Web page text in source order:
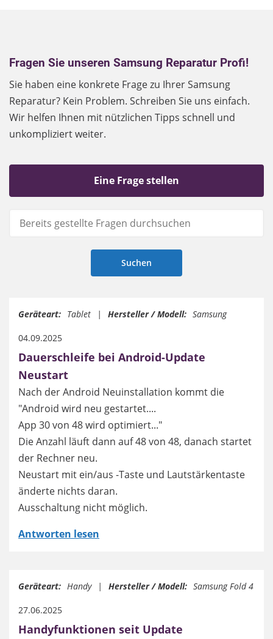
Fragen Sie unseren Samsung Reparatur Profi!
Sie haben eine konkrete Frage zu Ihrer Samsung
Reparatur? Kein Problem. Schreiben Sie uns einfach.
Wir helfen Ihnen mit nützlichen Tipps schnell und
unkompliziert weiter.
Eine Frage stellen
Geräteart: Tablet Hersteller / Modell: Samsung
04.09.2025
Dauerschleife bei Android-Update
Neustart
Nach der Android Neuinstallation kommt die
"Android wird neu gestartet....
App 30 von 48 wird optimiert..."
Die Anzahl läuft dann auf 48 von 48, danach startet
der Rechner neu.
Neustart mit ein/aus -Taste und Lautstärkentaste
änderte nichts daran.
Ausschaltung nicht möglich.
Antworten lesen
Geräteart: Handy Hersteller / Modell: Samsung Fold 4
27.06.2025
Handyfunktionen seit Update